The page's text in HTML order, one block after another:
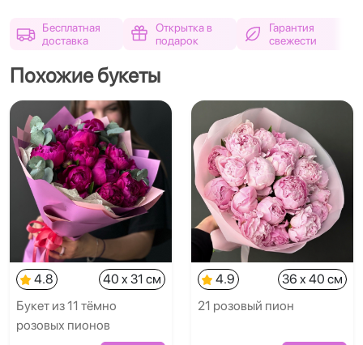
Бесплатная
доставка
Открытка в
подарок
Гарантия
свежести
Похожие букеты
4.8
40 x 31 см
Букет из 11 тёмно
розовых пионов
4.9
36 x 40 см
21 розовый пион